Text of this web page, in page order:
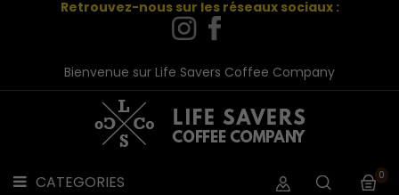
Retrouvez-nous sur les réseaux sociaux :
Bienvenue sur Life Savers Coffee Company
CATEGORIES 0
LINE
VETEMENTS
ACCESSOIRES
